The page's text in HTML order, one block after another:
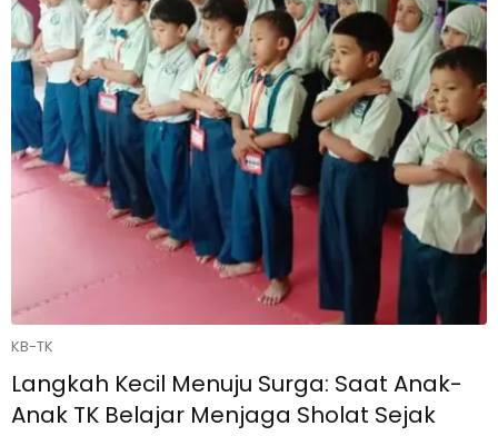
KB-TK
Langkah Kecil Menuju Surga: Saat Anak-
Anak TK Belajar Menjaga Sholat Sejak